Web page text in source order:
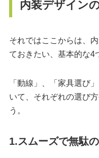
内装デザイン
それではここからは、
ておきたい、基本的な4
「動線」、「家具選び
いて、それぞれの選び
う。
1.スムーズで無駄